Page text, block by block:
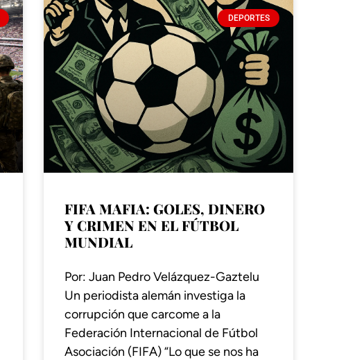
DEPORTES
FIFA MAFIA: GOLES, DINERO
Y CRIMEN EN EL FÚTBOL
MUNDIAL
Por: Juan Pedro Velázquez-Gaztelu
Un periodista alemán investiga la
corrupción que carcome a la
Federación Internacional de Fútbol
Asociación (FIFA) “Lo que se nos ha